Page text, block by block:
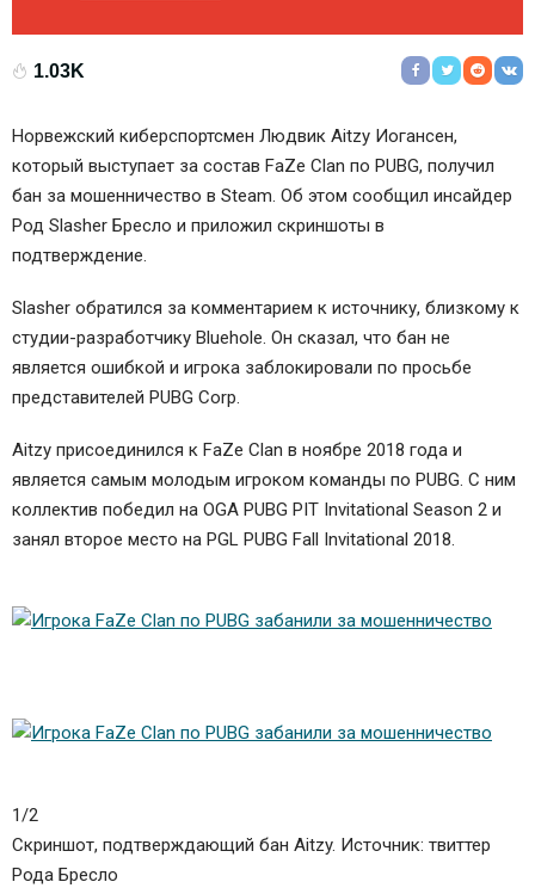
1.03K
Норвежский киберспортсмен Людвик Aitzy Иогансен,
который выступает за состав FaZe Clan по PUBG, получил
бан за мошенничество в Steam. Об этом сообщил инсайдер
Род Slasher Бресло и приложил скриншоты в
подтверждение.
Slasher обратился за комментарием к источнику, близкому к
студии-разработчику Bluehole. Он сказал, что бан не
является ошибкой и игрока заблокировали по просьбе
представителей PUBG Corp.
Aitzy присоединился к FaZe Clan в ноябре 2018 года и
является самым молодым игроком команды по PUBG. С ним
коллектив победил на OGA PUBG PIT Invitational Season 2 и
занял второе место на PGL PUBG Fall Invitational 2018.
1/2
Скриншот, подтверждающий бан Aitzy. Источник: твиттер
Рода Бресло